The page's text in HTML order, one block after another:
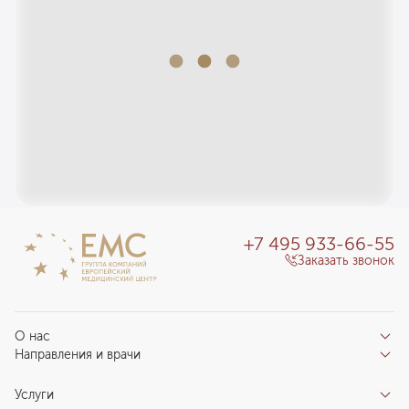
О нас
Отзывы пациентов
О клинике
Направления и врачи
Направления
Услуги
+7 495 933-66-55
Заказать звонок